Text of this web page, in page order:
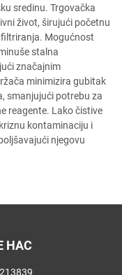
sredinu. Trgovačka
život, širujući početnu
Mogućnost
stalna
značajnim
minimizira gubitak
smanjujući potrebu za
reagente. Lako čistive
kontaminaciju i
njegovu
НАС